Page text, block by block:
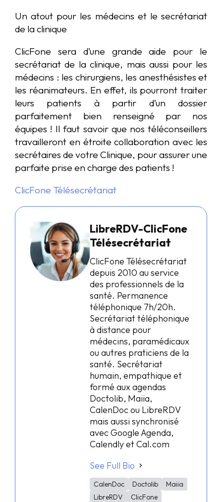
Un atout pour les médecins et le secrétariat
de la clinique
ClicFone sera d’une grande aide pour le
secrétariat de la clinique, mais aussi pour les
médecins : les chirurgiens, les anesthésistes et
les réanimateurs. En effet, ils pourront traiter
leurs patients à partir d’un dossier
parfaitement bien renseigné par nos
équipes ! Il faut savoir que nos téléconseillers
travailleront en étroite collaboration avec les
secrétaires de votre Clinique, pour assurer une
parfaite prise en charge des patients !
ClicFone Télésecrétariat
LibreRDV-ClicFone
Télésecrétariat
ClicFone Télésecrétariat
depuis 2010 au service
des professionnels de la
santé. Permanence
téléphonique 7h/20h.
Secrétariat téléphonique
à distance pour
médecins, paramédicaux
ou autres praticiens de la
santé. Secrétariat
humain, empathique et
formé aux agendas
Doctolib, Maiia,
CalenDoc ou LibreRDV
mais aussi synchronisé
avec Google Agenda,
Calendly et Cal.com
See Full Bio
CalenDoc Doctolib
Maiia
LibreRDV
ClicFone